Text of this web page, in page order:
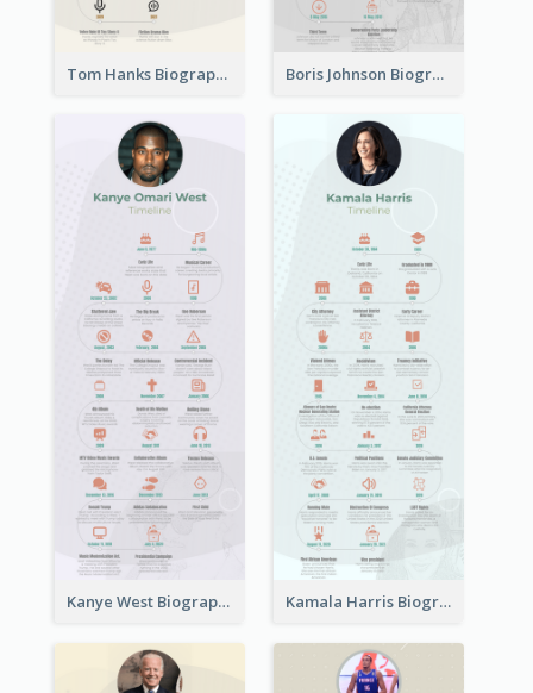
Tom Hanks Biography Timeline Boris Johnson Biography Timeline
Kanye West Biography Timeline Kamala Harris Biography Timeline